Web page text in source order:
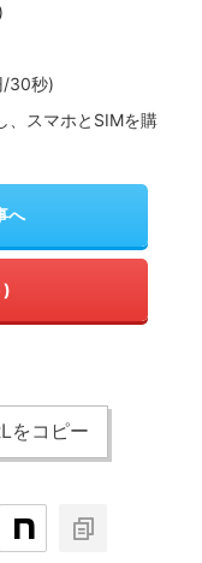
/30秒)
、スマホとSIMを購
へ
)
をコピー